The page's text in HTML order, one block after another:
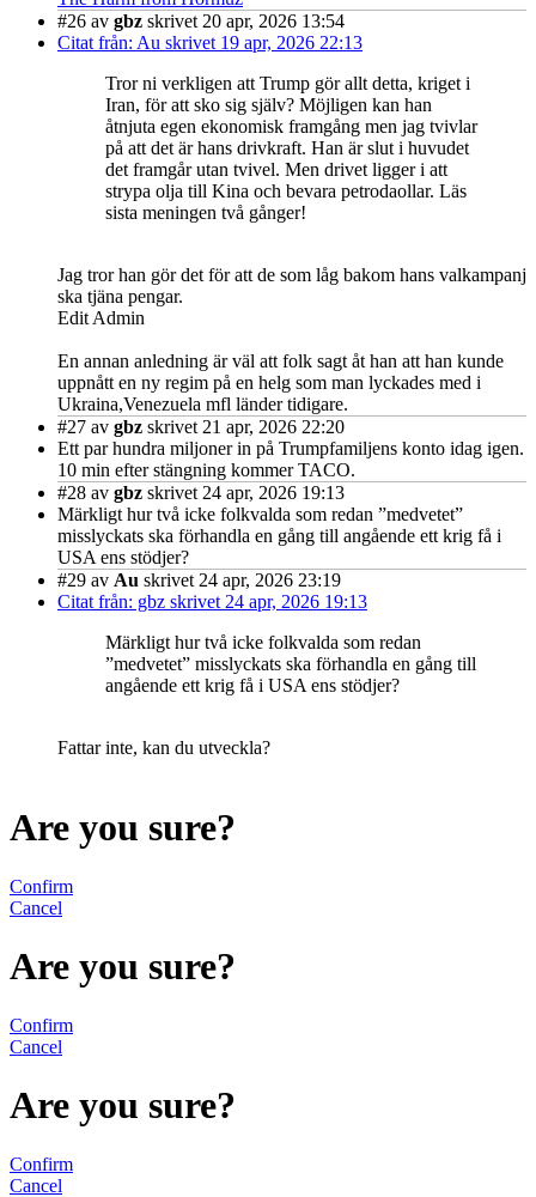
#26 av gbz skrivet 20 apr, 2026 13:54
Citat från: Au skrivet 19 apr, 2026 22:13
Tror ni verkligen att Trump gör allt detta, kriget i
Iran, för att sko sig själv? Möjligen kan han
åtnjuta egen ekonomisk framgång men jag tvivlar
på att det är hans drivkraft. Han är slut i huvudet
det framgår utan tvivel. Men drivet ligger i att
strypa olja till Kina och bevara petrodaollar. Läs
sista meningen två gånger!
Jag tror han gör det för att de som låg bakom hans valkampanj
ska tjäna pengar.
Edit Admin
En annan anledning är väl att folk sagt åt han att han kunde
uppnått en ny regim på en helg som man lyckades med i
Ukraina,Venezuela mfl länder tidigare.
#27 av gbz skrivet 21 apr, 2026 22:20
Ett par hundra miljoner in på Trumpfamiljens konto idag igen.
10 min efter stängning kommer TACO.
#28 av gbz skrivet 24 apr, 2026 19:13
Märkligt hur två icke folkvalda som redan ”medvetet”
misslyckats ska förhandla en gång till angående ett krig få i
USA ens stödjer?
#29 av Au skrivet 24 apr, 2026 23:19
Citat från: gbz skrivet 24 apr, 2026 19:13
Märkligt hur två icke folkvalda som redan
”medvetet” misslyckats ska förhandla en gång till
angående ett krig få i USA ens stödjer?
Fattar inte, kan du utveckla?
Are you sure?
Confirm
Cancel
Are you sure?
Confirm
Cancel
Are you sure?
Confirm
Cancel